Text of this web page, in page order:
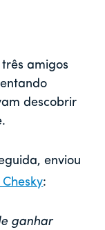
amigos
descobrir
enviou
Chesky:
ganhar